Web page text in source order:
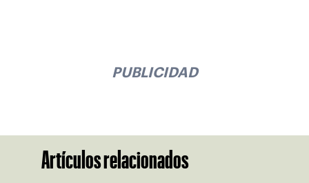
PUBLICIDAD
Artículos relacionados